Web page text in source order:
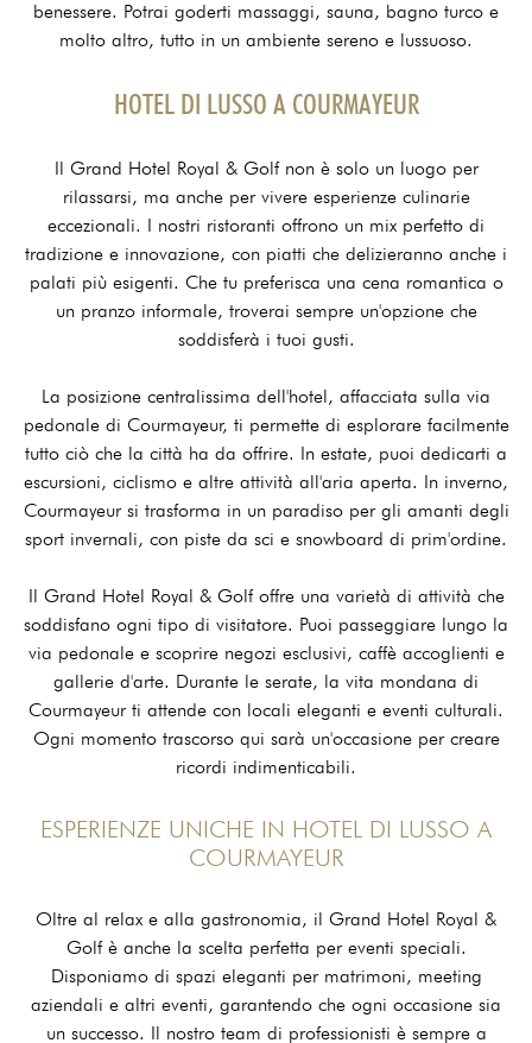
benessere. Potrai goderti massaggi, sauna, bagno turco e
molto altro, tutto in un ambiente sereno e lussuoso.
HOTEL DI LUSSO A COURMAYEUR
Il Grand Hotel Royal & Golf non è solo un luogo per
rilassarsi, ma anche per vivere esperienze culinarie
eccezionali. I nostri ristoranti offrono un mix perfetto di
tradizione e innovazione, con piatti che delizieranno anche i
palati più esigenti. Che tu preferisca una cena romantica o
un pranzo informale, troverai sempre un'opzione che
soddisferà i tuoi gusti.
La posizione centralissima dell'hotel, affacciata sulla via
pedonale di Courmayeur, ti permette di esplorare facilmente
tutto ciò che la città ha da offrire. In estate, puoi dedicarti a
escursioni, ciclismo e altre attività all'aria aperta. In inverno,
Courmayeur si trasforma in un paradiso per gli amanti degli
sport invernali, con piste da sci e snowboard di prim'ordine.
Il Grand Hotel Royal & Golf offre una varietà di attività che
soddisfano ogni tipo di visitatore. Puoi passeggiare lungo la
via pedonale e scoprire negozi esclusivi, caffè accoglienti e
gallerie d'arte. Durante le serate, la vita mondana di
Courmayeur ti attende con locali eleganti e eventi culturali.
Ogni momento trascorso qui sarà un'occasione per creare
ricordi indimenticabili.
ESPERIENZE UNICHE IN HOTEL DI LUSSO A
COURMAYEUR
Oltre al relax e alla gastronomia, il Grand Hotel Royal &
Golf è anche la scelta perfetta per eventi speciali.
Disponiamo di spazi eleganti per matrimoni, meeting
aziendali e altri eventi, garantendo che ogni occasione sia
un successo. Il nostro team di professionisti è sempre a